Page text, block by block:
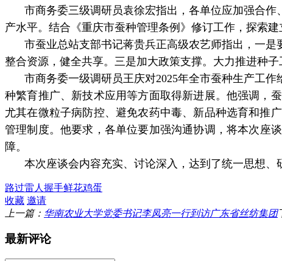
市商务委三级调研员袁徐宏指出，各单位应加强合
产水平。结合《重庆市蚕种管理条例》修订工作，探索建
市蚕业总站支部书记蒋贵兵正高级农艺师指出，一
整合资源，健全共享。三是加大政策支撑。大力推进种
市商务委一级调研员王庆对2025年全市蚕种生产工作
种繁育推广、新技术应用等方面取得新进展。他强调，
尤其在微粒子病防控、避免农药中毒、新品种选育和推
管理制度。他要求，各单位要加强沟通协调，将本次座
障。
本次座谈会内容充实、讨论深入，达到了统一思想
路过雷人 握手鲜花鸡蛋
收藏 邀请
上一篇： 华南农业大学党委书记李凤亮一行到访广东省丝纺集团
最新评论